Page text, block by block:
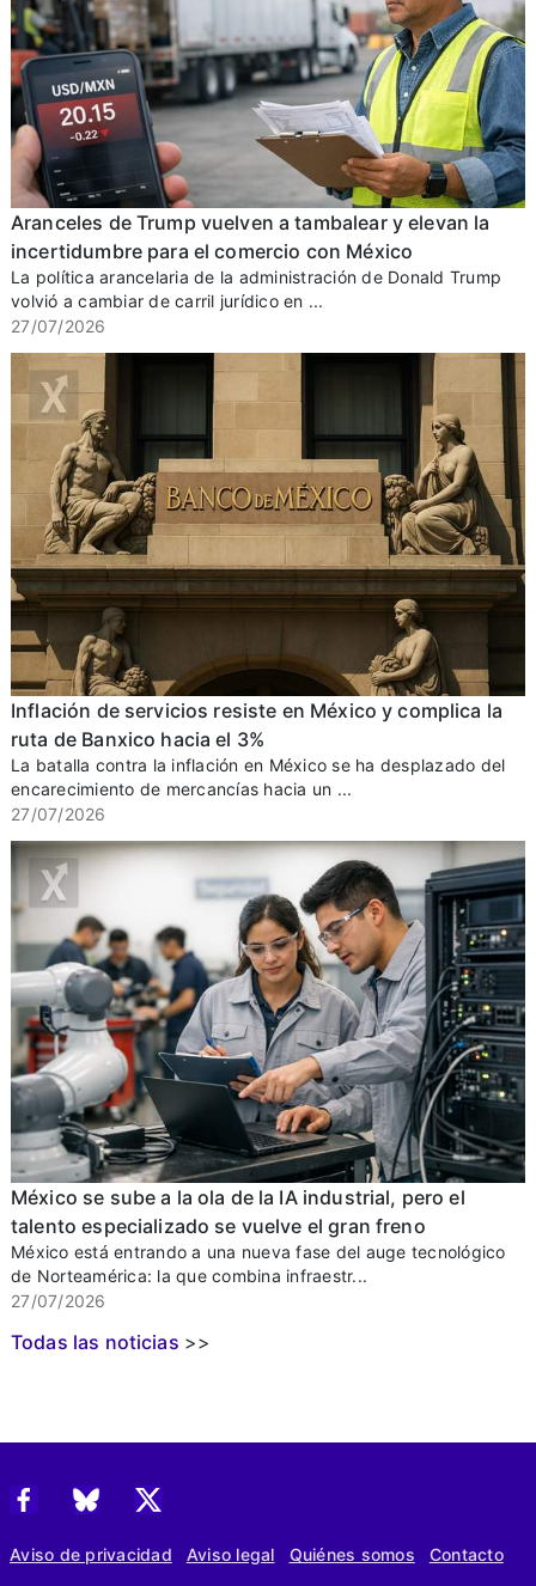
Aranceles de Trump vuelven a tambalear y elevan la
incertidumbre para el comercio con México
La política arancelaria de la administración de Donald Trump
volvió a cambiar de carril jurídico en ...
27/07/2026
Inflación de servicios resiste en México y complica la
ruta de Banxico hacia el 3%
La batalla contra la inflación en México se ha desplazado del
encarecimiento de mercancías hacia un ...
27/07/2026
México se sube a la ola de la IA industrial, pero el
talento especializado se vuelve el gran freno
México está entrando a una nueva fase del auge tecnológico
de Norteamérica: la que combina infraestr...
27/07/2026
Todas las noticias >>
Aviso de privacidad Aviso legal Quiénes somos Contacto